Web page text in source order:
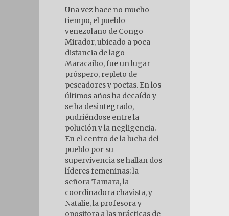
Una vez hace no mucho
tiempo, el pueblo
venezolano de Congo
Mirador, ubicado a poca
distancia de lago
Maracaibo, fue un lugar
próspero, repleto de
pescadores y poetas. En los
últimos años ha decaído y
se ha desintegrado,
pudriéndose entre la
polución y la negligencia.
En el centro de la lucha del
pueblo por su
supervivencia se hallan dos
líderes femeninas: la
señora Tamara, la
coordinadora chavista, y
Natalie, la profesora y
opositora a las prácticas de